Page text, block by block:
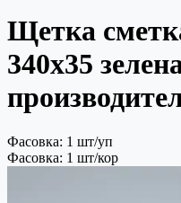
Щетка
340х35
Фасовка: 1 шт/уп
Фасовка: 1 шт/кор